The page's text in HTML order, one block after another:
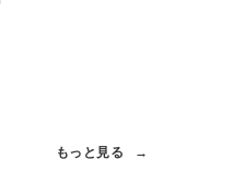
もっと見る